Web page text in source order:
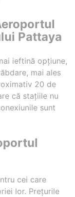
Pattaya
ieftină opțiune,
mai ales
20 de
că stațiile nu
sunt
cei care
lor. Prețurile